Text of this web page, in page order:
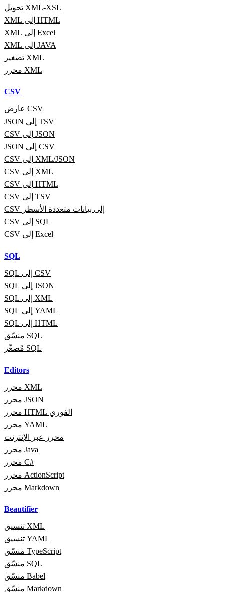
تحويل XML-XSL
XML إلى HTML
XML إلى Excel
XML إلى JAVA
تصغير XML
محرر XML
CSV
عارض CSV
JSON إلى TSV
CSV إلى JSON
JSON إلى CSV
CSV إلى XML/JSON
CSV إلى XML
CSV إلى HTML
CSV إلى TSV
CSV إلى بيانات متعددة الأسطر
CSV إلى SQL
CSV إلى Excel
SQL
SQL إلى CSV
SQL إلى JSON
SQL إلى XML
SQL إلى YAML
SQL إلى HTML
منسّق SQL
مُصغّر SQL
Editors
محرر XML
محرر JSON
محرر HTML الفوري
محرر YAML
محرر عبر الإنترنت
محرر Java
محرر C#
محرر ActionScript
محرر Markdown
Beautifier
تنسيق XML
تنسيق YAML
منسّق TypeScript
منسّق SQL
منسّق Babel
منسّق Markdown